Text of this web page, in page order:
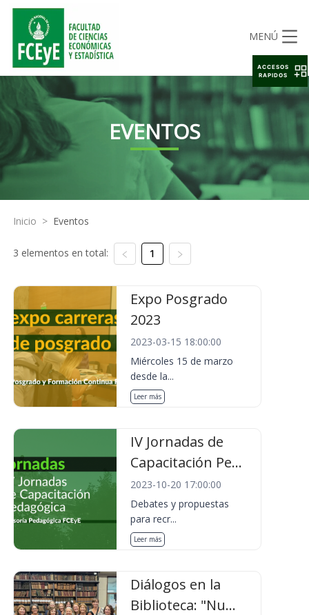
MENÚ
EVENTOS
Inicio > Eventos
3 elementos en total: 1
Expo Posgrado
2023
2023-03-15 18:00:00
Miércoles 15 de marzo
desde la...
Leer más
IV Jornadas de
Capacitación Pe...
2023-10-20 17:00:00
Debates y propuestas
para recr...
Leer más
Diálogos en la
Biblioteca: "Nu...
ACCESOS
RAPIDOS